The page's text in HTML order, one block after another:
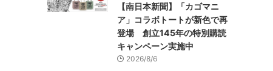
【南日本新聞】「カゴマニ
ア」コラボトートが新色で再
登場 創立145年の特別購読
キャンペーン実施中
2026/8/6